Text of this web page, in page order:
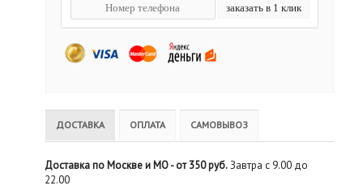
ДОСТАВКА ОПЛАТА САМОВЫВОЗ
Доставка по Москве и МО - от 350 руб.Завтра с 9.00 до
22.00